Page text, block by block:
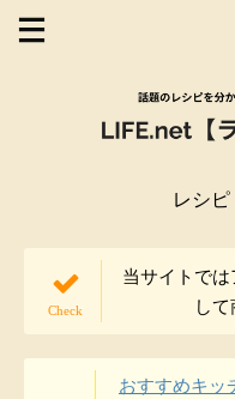
レシ
当サイトで
し
おすすめキッ